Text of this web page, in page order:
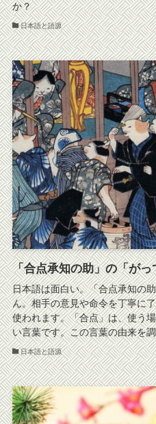
か？
日本語と語源
「合点承知の助」の「がっ
日本語は面白い。「合点承知の
ん。相手の意見や命令を丁寧に
使われます。「合点」は、使う
い言葉です。この言葉の由来を
日本語と語源